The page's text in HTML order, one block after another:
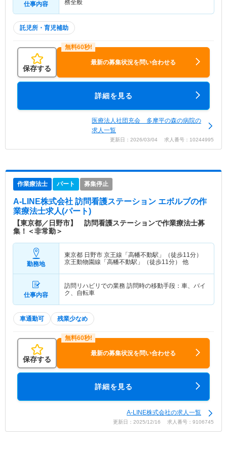
仕事内容 務全般
託児所・育児補助
保存する
最新の募集状況を問い合わせる
詳細を見る
医療法人社団充会 多摩平の森の病院の
求人一覧
更新日：2026/03/04 求人番号：10244995
作業療法士 パート 募集停止
A-LINE株式会社 訪問看護ステーション エボルブの作
業療法士求人(パート)
【東京都／日野市】 訪問看護ステーションで作業療法士募
集！＜非常勤＞
勤務地
東京都 日野市 京王線「高幡不動駅」（徒歩11分）
京王動物園線「高幡不動駅」（徒歩11分） 他
仕事内容
訪問リハビリでの業務 訪問時の移動手段：車、バイ
ク、自転車
車通勤可 残業少なめ
保存する
最新の募集状況を問い合わせる
詳細を見る
A-LINE株式会社の求人一覧
更新日：2025/12/16 求人番号：9106745